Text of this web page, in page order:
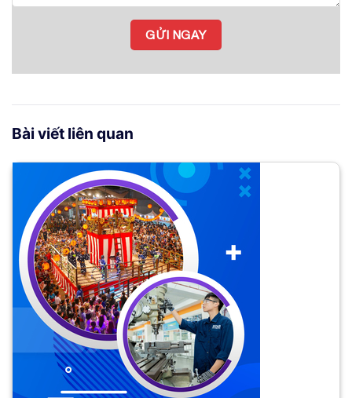
Bài viết liên quan